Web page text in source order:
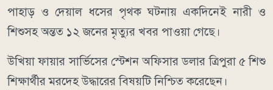
পাহাড় ও দেয়াল ধসের পৃথক ঘটনায় একদিনেই নারী ও
শিশুসহ অন্তত ১২ জনের মৃত্যুর খবর পাওয়া গেছে।
উখিয়া ফায়ার সার্ভিসের স্টেশন অফিসার ডলার ত্রিপুরা ৫ শিশু
শিক্ষার্থীর মরদেহ উদ্ধারের বিষয়টি নিশ্চিত করেছেন।